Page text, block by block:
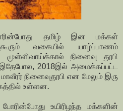
தமிழ் இன மக்கள்
வகையில் யாழ்ப்பாணம்
நினைவு தூபி
2018இல் அமைக்கப்பட்ட
நினைவுதூபி என மேலும் இரு
உள்ளன.
உயிரிழந்த மக்களின்